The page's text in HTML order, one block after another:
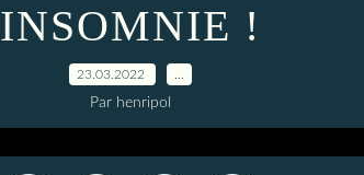
INSOMNIE !
23.03.2022
Par henripol